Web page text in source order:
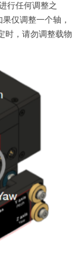
行任何调整之
仅调整一个轴，
时，请勿调整载物